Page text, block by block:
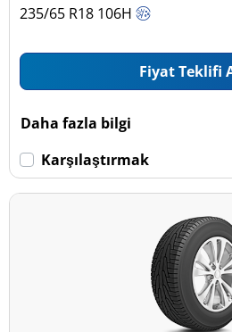
235/65 R18 106H
Fiyat Teklifi
Daha fazla bilgi
Karşılaştırmak